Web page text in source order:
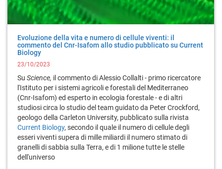
Evoluzione della vita e numero di cellule viventi: il
commento del Cnr-Isafom allo studio pubblicato su Current
Biology
23/10/2023
Su Science, il commento di Alessio Collalti - primo ricercatore
l'Istituto per i sistemi agricoli e forestali del Mediterraneo
(Cnr-Isafom) ed esperto in ecologia forestale - e di altri
studiosi circa lo studio del team guidato da Peter Crockford,
geologo della Carleton University, pubblicato sulla rivista
Current Biology, secondo il quale il numero di cellule degli
esseri viventi supera di mille miliardi il numero stimato di
granelli di sabbia sulla Terra, e di 1 milione tutte le stelle
dell'universo